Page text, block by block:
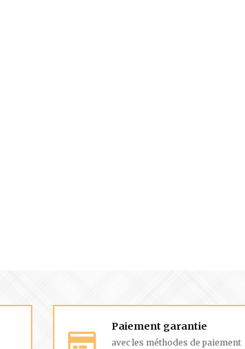
Paiement garantie
avec les méthodes de paiement